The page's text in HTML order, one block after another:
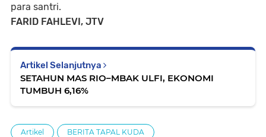
para santri.
FARID FAHLEVI, JTV
Artikel Selanjutnya
SETAHUN MAS RIO–MBAK ULFI, EKONOMI
TUMBUH 6,16%
Artikel BERITA TAPAL KUDA